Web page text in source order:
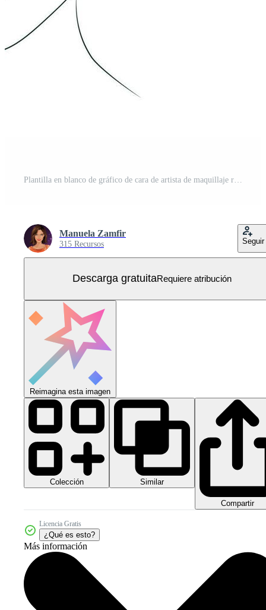
Manuela Zamfir
315 Recursos Seguir
Descarga gratuitaRequiere atribución
Reimagina esta imagen
Colección Similar
Compartir
Licencia Gratis
¿Qué es esto?
Más información